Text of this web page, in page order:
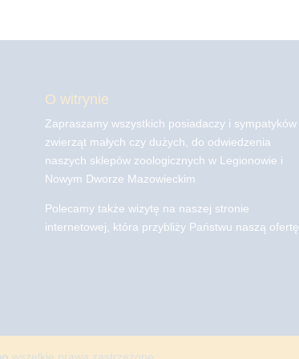
O witrynie
Zapraszamy wszystkich posiadaczy i sympatyków
zwierząt małych czy dużych, do odwiedzenia
naszych sklepów zoologicznych w Legionowie i
Nowym Dworze Mazowieckim
Polecamy także wizytę na naszej stronie
internetowej, która przybliży Państwu naszą ofertę.